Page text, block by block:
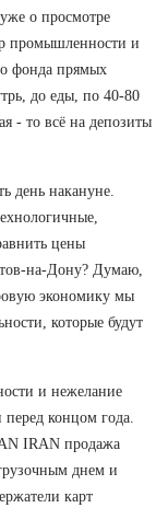
уже о просмотре
промышленности и
фонда прямых
до еды, по 40-80
- то всё на депозиты
день накануне.
цены
на-Дону? Думаю,
экономику мы
которые будут
и нежелание
концом года.
IRAN продажа
днем и
карт